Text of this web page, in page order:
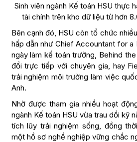
Sinh viên ngành Kế toán HSU thực
tài chính trên kho dữ liệu từ hơn
Bên cạnh đó, HSU còn tổ chức
hấp dẫn như Chief Accountant for a
ngày làm kế toán trưởng, Behind
đổi trực tiếp với chuyên gia, hay
trải nghiệm môi trường làm việc
Anh.
Nhờ được tham gia nhiều hoạt
ngành Kế toán HSU vừa trau dồi kỹ
tích lũy trải nghiệm sống, đồng
một hồ sơ nghề nghiệp vững chắc